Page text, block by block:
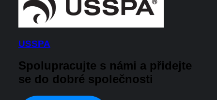
USSPA
Spolupracujte s námi a přidejte
se do dobré společnosti